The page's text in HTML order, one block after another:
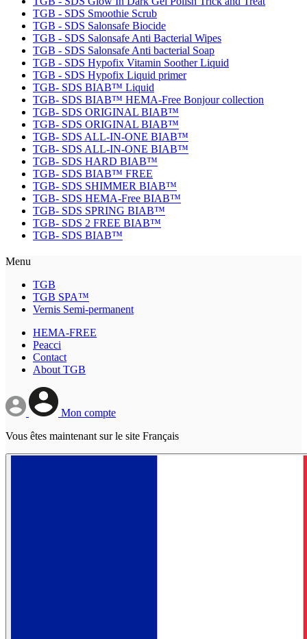
TGB - SDS Smoothie Scrub
TGB - SDS Salonsafe Biocide
TGB - SDS Salonsafe Anti Bacterial Wipes
TGB - SDS Salonsafe Anti bacterial Soap
TGB - SDS Hypofix Vitamin Soother Liquid
TGB - SDS Hypofix Liquid primer
TGB- SDS BIAB™ Liquid
TGB- SDS BIAB™ HEMA-Free Bonjour collection
TGB- SDS ORIGINAL BIAB™
TGB- SDS ORIGINAL BIAB™
TGB- SDS ALL-IN-ONE BIAB™
TGB- SDS ALL-IN-ONE BIAB™
TGB- SDS HARD BIAB™
TGB- SDS BIAB™ FREE
TGB- SDS SHIMMER BIAB™
TGB- SDS HEMA-Free BIAB™
TGB- SDS SPRING BIAB™
TGB- SDS 2 FREE BIAB™
TGB- SDS BIAB™
Menu
TGB
TGB SPA™
Vernis Semi-permanent
HEMA-FREE
Peacci
Contact
About TGB
Mon compte
Vous êtes maintenant sur le site Français